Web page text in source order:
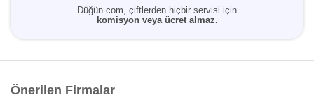
Düğün.com, çiftlerden hiçbir servisi için
komisyon veya ücret almaz.
Önerilen Firmalar